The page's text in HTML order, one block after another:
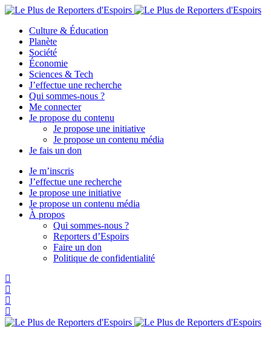
Culture & Éducation
Planète
Société
Économie
Sciences & Tech
J’effectue une recherche
Qui sommes-nous ?
Me connecter
Je propose du contenu
Je propose une initiative
Je propose un contenu média
Je fais un don
Je m’inscris
J’effectue une recherche
Je propose une initiative
Je propose un contenu média
À propos
Qui sommes-nous ?
Reporters d’Espoirs
Faire un don
Politique de confidentialité